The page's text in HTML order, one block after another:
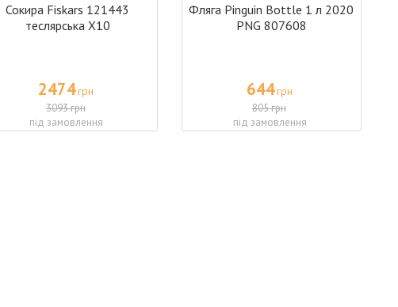
Сокира Fiskars 121443
теслярська X10
2474грн
3093 грн
під замовлення
Фляга Pinguin Bottle 1 л 2020
PNG 807608
644грн
805 грн
під замовлення